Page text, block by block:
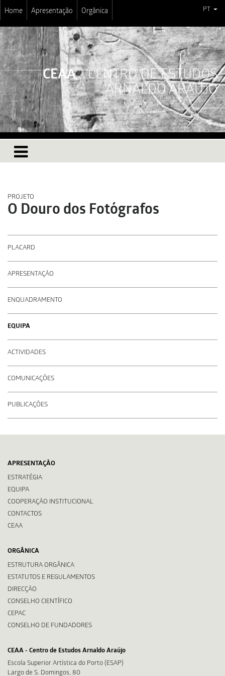
Home Apresentação Orgânica PT
CEAA- CENTRO DE ESTUDOS
ARNALDO ARAÚJO
PROJETO
O Douro dos Fotógrafos
PLACARD
APRESENTAÇÃO
ENQUADRAMENTO
EQUIPA
ACTIVIDADES
COMUNICAÇÕES
PUBLICAÇÕES
APRESENTAÇÃO
ESTRATÉGIA
EQUIPA
COOPERAÇÃO INSTITUCIONAL
CONTACTOS
CEAA
ORGÂNICA
ESTRUTURA ORGÂNICA
ESTATUTOS E REGULAMENTOS
DIRECÇÃO
CONSELHO CIENTÍFICO
CEPAC
CONSELHO DE FUNDADORES
CEAA - Centro de Estudos Arnaldo Araújo
Escola Superior Artística do Porto (ESAP)
Largo de S. Domingos, 80